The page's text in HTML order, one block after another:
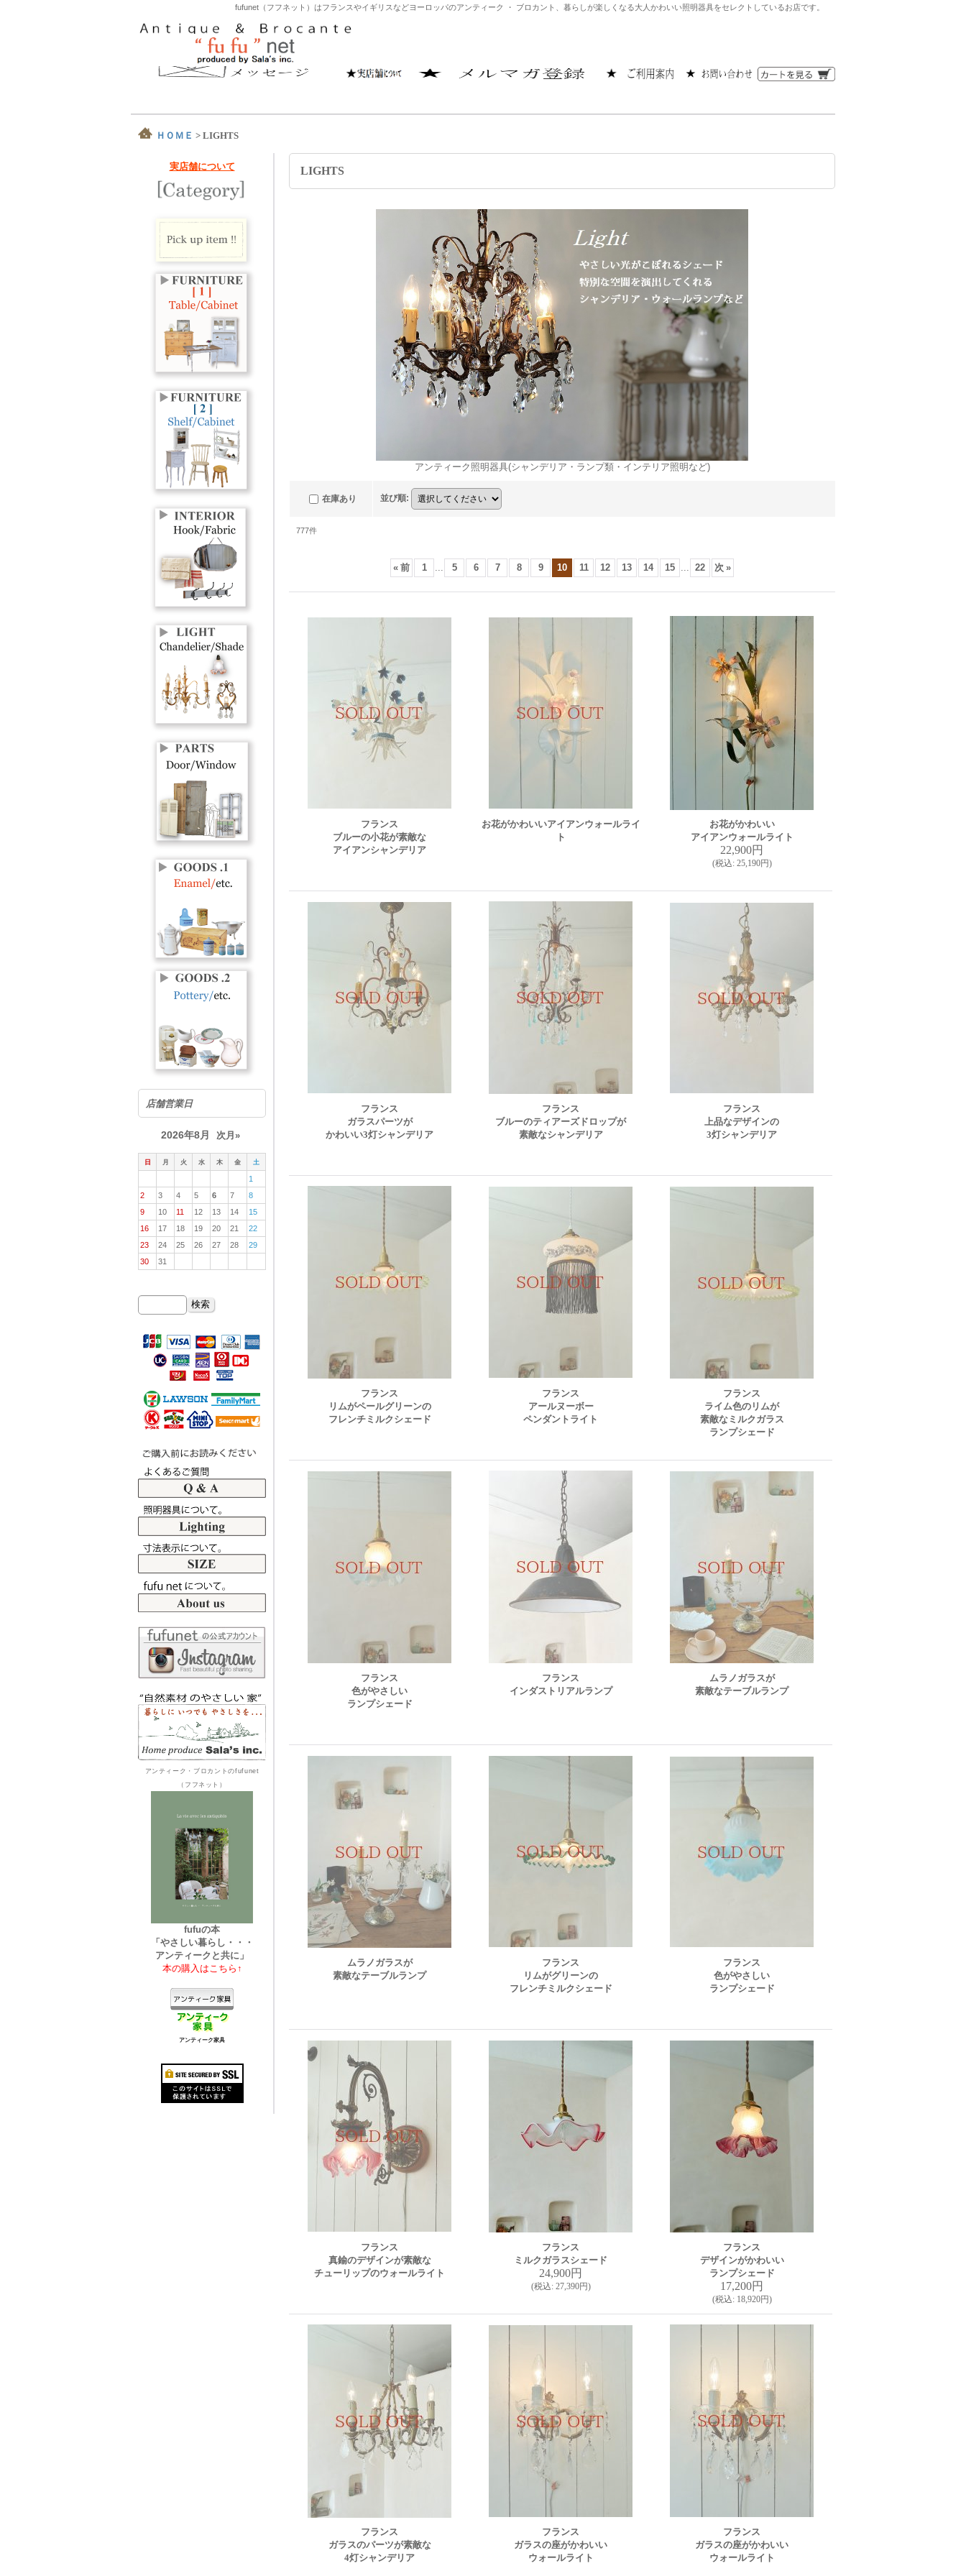
fufunet（フフネット）はフランスやイギリスなどヨーロッパのアンティーク ・ ブロカント、暮らしが楽しくなる大人かわいい照明器具をセレクトしているお店です。
ＨＯＭＥ > LIGHTS
実店舗について
店舗営業日
2026年8月 次月»
日 月 火 水 木 金 土
1
2
3 4 5 6 7
8
9
10 11 12 13 14
15
16
17 18 19 20 21
22
23
24 25 26 27 28
29
30
31
アンティーク・ブロカントのfufunet
（フフネット）
fufuの本
「やさしい暮らし・・・
アンティークと共に」
本の購入はこちら↑
アンティーク家具
LIGHTS
アンティーク照明器具(シャンデリア・ランプ類・インテリア照明など)
在庫あり 並び順:
777件
« 前 1 ... 5 6 7 8 9 10 11 12 13 14 15 ... 22 次 »
フランス
ブルーの小花が素敵な
アイアンシャンデリア
お花がかわいいアイアンウォールライ
ト
お花がかわいい
アイアンウォールライト
22,900円
(税込: 25,190円)
フランス
ガラスパーツが
かわいい3灯シャンデリア
フランス
ブルーのティアーズドロップが
素敵なシャンデリア
フランス
上品なデザインの
3灯シャンデリア
フランス
リムがペールグリーンの
フレンチミルクシェード
フランス
アールヌーボー
ペンダントライト
フランス
ライム色のリムが
素敵なミルクガラス
ランプシェード
フランス
色がやさしい
ランプシェード
フランス
インダストリアルランプ
ムラノガラスが
素敵なテーブルランプ
ムラノガラスが
素敵なテーブルランプ
フランス
リムがグリーンの
フレンチミルクシェード
フランス
色がやさしい
ランプシェード
フランス
真鍮のデザインが素敵な
チューリップのウォールライト
フランス
ミルクガラスシェード
24,900円
(税込: 27,390円)
フランス
デザインがかわいい
ランプシェード
17,200円
(税込: 18,920円)
フランス
ガラスのパーツが素敵な
4灯シャンデリア
フランス
ガラスの座がかわいい
ウォールライト
フランス
ガラスの座がかわいい
ウォールライト